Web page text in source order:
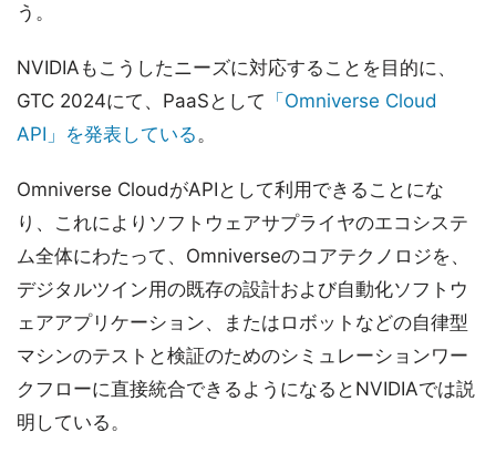
う。
NVIDIAもこうしたニーズに対応することを目的に、
GTC 2024にて、PaaSとして 「Omniverse Cloud
API」を発表している。
Omniverse CloudがAPIとして利用できることにな
り、これによりソフトウェアサプライヤのエコシステ
ム全体にわたって、Omniverseのコアテクノロジを、
デジタルツイン用の既存の設計および自動化ソフトウ
ェアアプリケーション、またはロボットなどの自律型
マシンのテストと検証のためのシミュレーションワー
クフローに直接統合できるようになるとNVIDIAでは説
明している。